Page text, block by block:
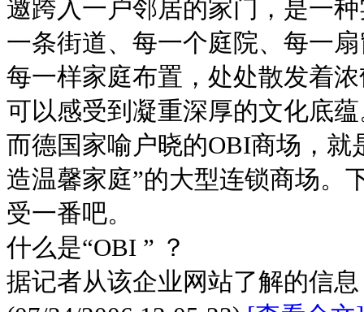
邀跨入一户邻居的家门，是一
一条街道、每一个庭院、每一
每一样家庭布置，处处散发着
可以感受到凝重深厚的文化底
而德国家喻户晓的OBI商场，就
造温馨家庭”的大型连锁商场。
受一番吧。
什么是“OBI ” ？
据记者从该企业网站了解的信